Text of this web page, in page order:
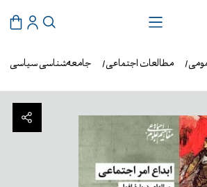
جامعه‌شناسی سیاسی مطالعات اجتماعی